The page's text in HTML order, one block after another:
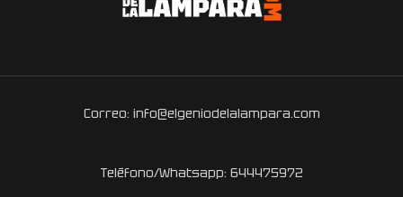
Correo: info@elgeniodelalampara.com
Teléfono/Whatsapp: 644475972